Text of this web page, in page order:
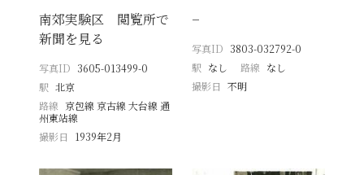
南郊実験区 閲覧所で
新聞を見る
写真ID 3605-013499-0
駅 北京
路線 京包線 京古線 大台線 通
州東站線
撮影日
1939年2月
−
写真ID 3803-032792-0
駅 なし 路線 なし
撮影日 不明